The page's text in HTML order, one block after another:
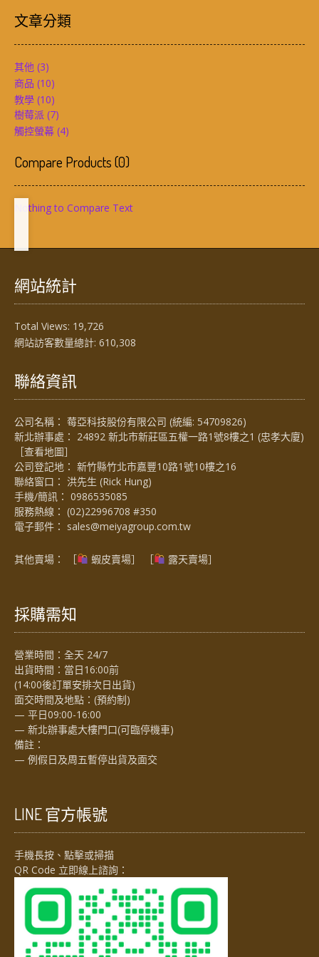
文章分類
其他 (3)
商品 (10)
教學 (10)
樹莓派 (7)
觸控螢幕 (4)
Compare Products(0)
Nothing to Compare Text
網站統計
Total Views: 19,726
網站訪客數量總計: 610,308
聯絡資訊
公司名稱： 莓亞科技股份有限公司 (統編: 54709826)
新北辦事處： 24892 新北市新莊區五權一路1號8樓之1 (忠孝大廈)
［查看地圖］
公司登記地： 新竹縣竹北市嘉豐10路1號10樓之16
聯絡窗口： 洪先生 (Rick Hung)
手機/簡訊： 0986535085
服務熱線： (02)22996708 #350
電子郵件： sales@meiyagroup.com.tw
其他賣場： ［ 蝦皮賣場］ ［ 露天賣場］
採購需知
營業時間：全天 24/7
出貨時間：當日16:00前
(14:00後訂單安排次日出貨)
面交時間及地點：(預約制)
— 平日09:00-16:00
— 新北辦事處大樓門口(可臨停機車)
備註：
— 例假日及周五暫停出貨及面交
LINE 官方帳號
手機長按、點擊或掃描
QR Code 立即線上諮詢：